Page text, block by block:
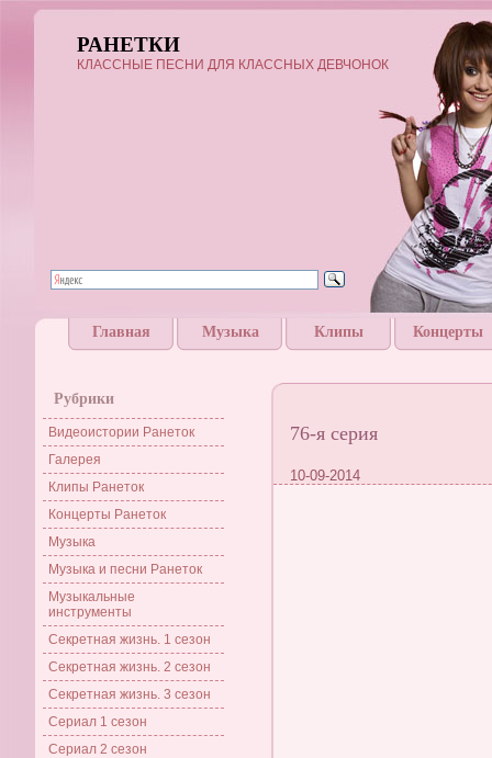
РАНЕТКИ
КЛАССНЫЕ ПЕСНИ ДЛЯ КЛАССНЫХ ДЕВЧОНОК
Главная Музыка Клипы Концерты
Рубрики
Видеоистории Ранеток
Галерея
Клипы Ранеток
Концерты Ранеток
Музыка
Музыка и песни Ранеток
Музыкальные
инструменты
Секретная жизнь. 1 сезон
Секретная жизнь. 2 сезон
Секретная жизнь. 3 сезон
Сериал 1 сезон
Сериал 2 сезон
76-я серия
10-09-2014